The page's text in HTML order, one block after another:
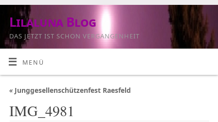
Lilaluna Blog
DAS JETZT IST SCHON VERGANGENHEIT
MENÜ
«Junggesellenschützenfest Raesfeld
IMG_4981